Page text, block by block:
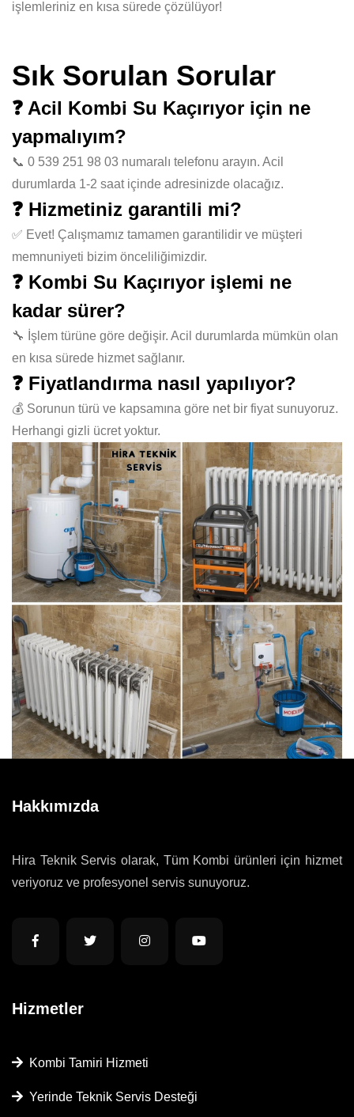
işlemleriniz en kısa sürede çözülüyor!
Sık Sorulan Sorular
❓ Acil Kombi Su Kaçırıyor için ne
yapmalıyım?
📞 0 539 251 98 03 numaralı telefonu arayın. Acil
durumlarda 1-2 saat içinde adresinizde olacağız.
❓ Hizmetiniz garantili mi?
✅ Evet! Çalışmamız tamamen garantilidir ve müşteri
memnuniyeti bizim önceliliğimizdir.
❓ Kombi Su Kaçırıyor işlemi ne
kadar sürer?
🔧 İşlem türüne göre değişir. Acil durumlarda mümkün olan
en kısa sürede hizmet sağlanır.
❓ Fiyatlandırma nasıl yapılıyor?
💰 Sorunun türü ve kapsamına göre net bir fiyat sunuyoruz.
Herhangi gizli ücret yoktur.
Hakkımızda
Hira Teknik Servis olarak, Tüm Kombi ürünleri için hizmet
veriyoruz ve profesyonel servis sunuyoruz.
Hizmetler
Kombi Tamiri Hizmeti
Yerinde Teknik Servis Desteği